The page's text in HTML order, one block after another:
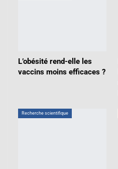
L’obésité rend-elle les
vaccins moins efficaces ?
Recherche scientifique